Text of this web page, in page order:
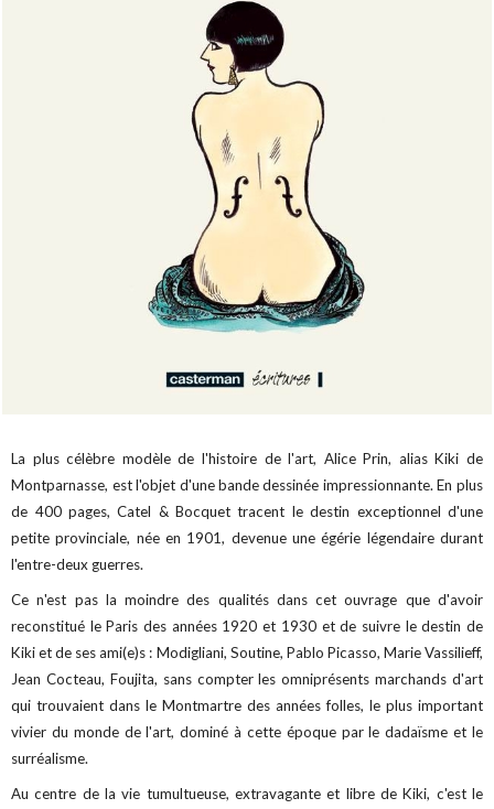
La plus célèbre modèle de l'histoire de l'art, Alice Prin, alias Kiki de
Montparnasse, est l'objet d'une bande dessinée impressionnante. En plus
de 400 pages, Catel & Bocquet tracent le destin exceptionnel d'une
petite provinciale, née en 1901, devenue une égérie légendaire durant
l'entre-deux guerres.
Ce n'est pas la moindre des qualités dans cet ouvrage que d'avoir
reconstitué le Paris des années 1920 et 1930 et de suivre le destin de
Kiki et de ses ami(e)s : Modigliani, Soutine, Pablo Picasso, Marie Vassilieff,
Jean Cocteau, Foujita, sans compter les omniprésents marchands d'art
qui trouvaient dans le Montmartre des années folles, le plus important
vivier du monde de l'art, dominé à cette époque par le dadaïsme et le
surréalisme.
Au centre de la vie tumultueuse, extravagante et libre de Kiki, c'est le